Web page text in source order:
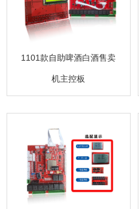
1101款自助啤酒白酒售卖
机主控板